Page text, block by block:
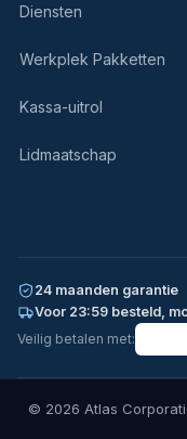
Diensten
Werkplek Pakketten
Kassa-uitrol
Lidmaatschap
24 maanden garantie
Voor 23:59 besteld,
Veilig betalen met:
© 2026 Atlas